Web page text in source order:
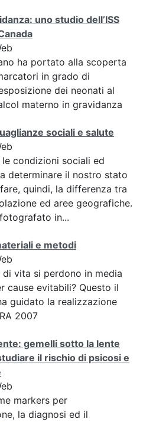
uno studio dell’ISS
ha portato alla scoperta
in grado di
dei neonati al
materno in gravidanza
sociali e salute
condizioni sociali ed
determinare il nostro stato
quindi, la differenza tra
ed aree geografiche.
in...
e metodi
di vita si perdono in media
cause evitabili? Questo il
guidato la realizzazione
2007
gemelli sotto la lente
il rischio di psicosi e
markers per
la diagnosi ed il